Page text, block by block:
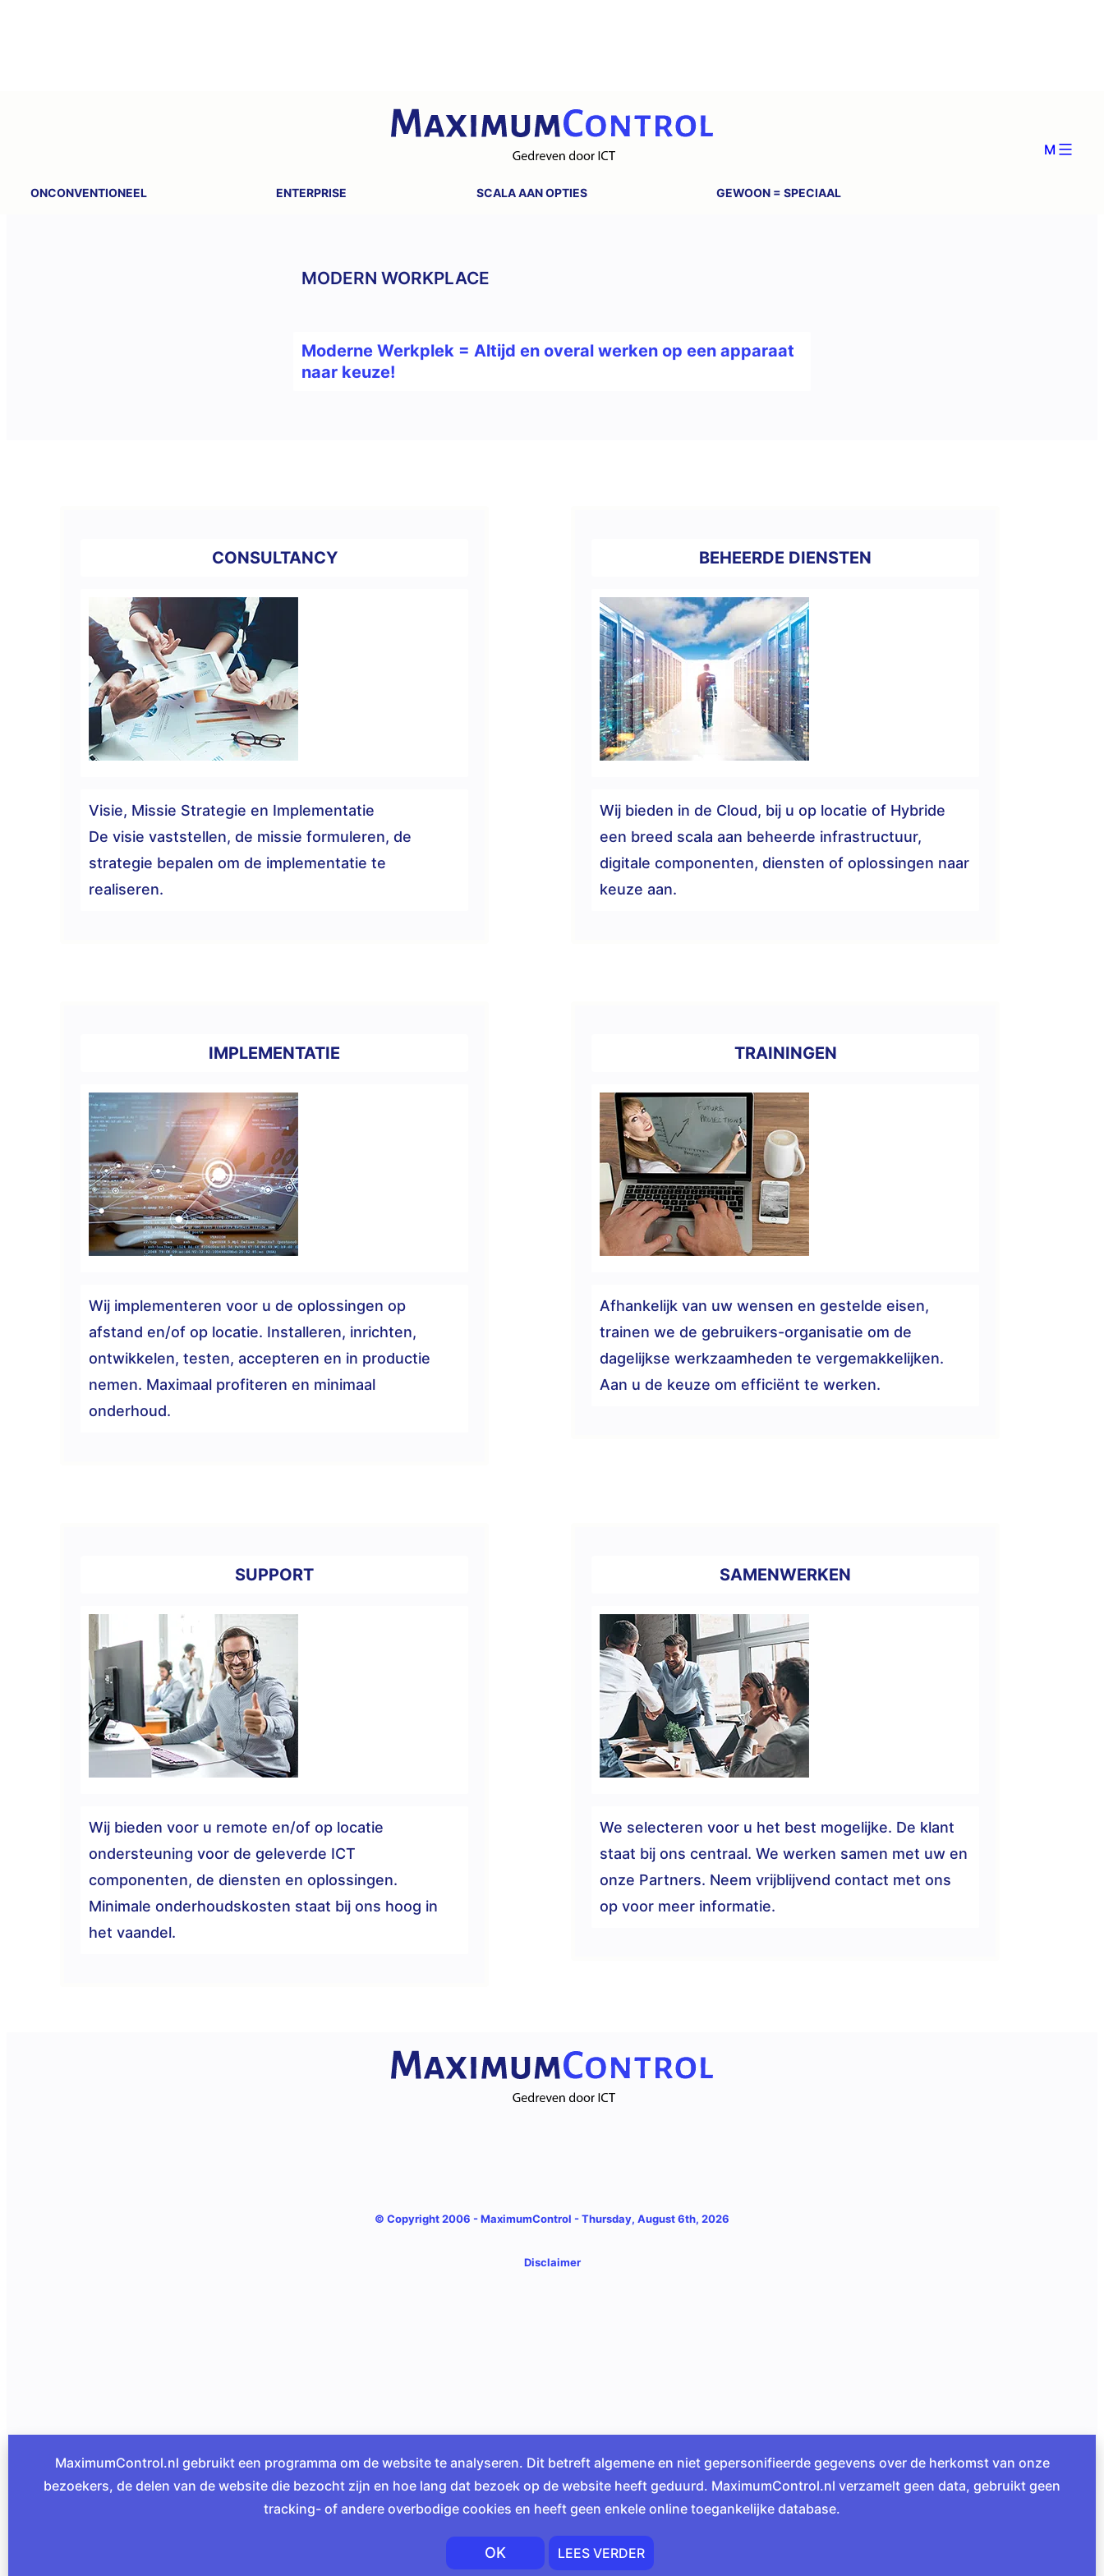
ONCONVENTIONEEL ENTERPRISE SCALA AAN OPTIES GEWOON = SPECIAAL
M
MODERN WORKPLACE
Moderne Werkplek = Altijd en overal werken op een apparaat
naar keuze!
CONSULTANCY
Visie, Missie Strategie en Implementatie
De visie vaststellen, de missie formuleren, de
strategie bepalen om de implementatie te
realiseren.
BEHEERDE DIENSTEN
Wij bieden in de Cloud, bij u op locatie of Hybride
een breed scala aan beheerde infrastructuur,
digitale componenten, diensten of oplossingen naar
keuze aan.
IMPLEMENTATIE
Wij implementeren voor u de oplossingen op
afstand en/of op locatie. Installeren, inrichten,
ontwikkelen, testen, accepteren en in productie
nemen. Maximaal profiteren en minimaal
onderhoud.
TRAININGEN
Afhankelijk van uw wensen en gestelde eisen,
trainen we de gebruikers-organisatie om de
dagelijkse werkzaamheden te vergemakkelijken.
Aan u de keuze om efficiënt te werken.
SUPPORT
Wij bieden voor u remote en/of op locatie
ondersteuning voor de geleverde ICT
componenten, de diensten en oplossingen.
Minimale onderhoudskosten staat bij ons hoog in
het vaandel.
SAMENWERKEN
We selecteren voor u het best mogelijke. De klant
staat bij ons centraal. We werken samen met uw en
onze Partners. Neem vrijblijvend contact met ons
op voor meer informatie.
© Copyright 2006 -MaximumControl - Thursday, August 6th, 2026
Disclaimer
MaximumControl.nl gebruikt een programma om de website te analyseren. Dit betreft algemene en niet gepersonifieerde gegevens over de herkomst van onze
bezoekers, de delen van de website die bezocht zijn en hoe lang dat bezoek op de website heeft geduurd. MaximumControl.nl verzamelt geen data, gebruikt geen
tracking- of andere overbodige cookies en heeft geen enkele online toegankelijke database.
OK LEES VERDER